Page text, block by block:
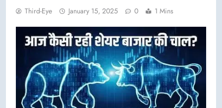
Third-Eye January 15, 2025 0 1 Mins